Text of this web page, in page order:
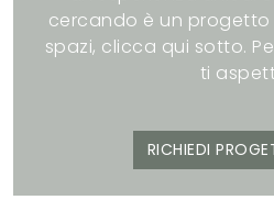
cercando è un
spazi, clicca qui sotto.
ti
RICHIEDI